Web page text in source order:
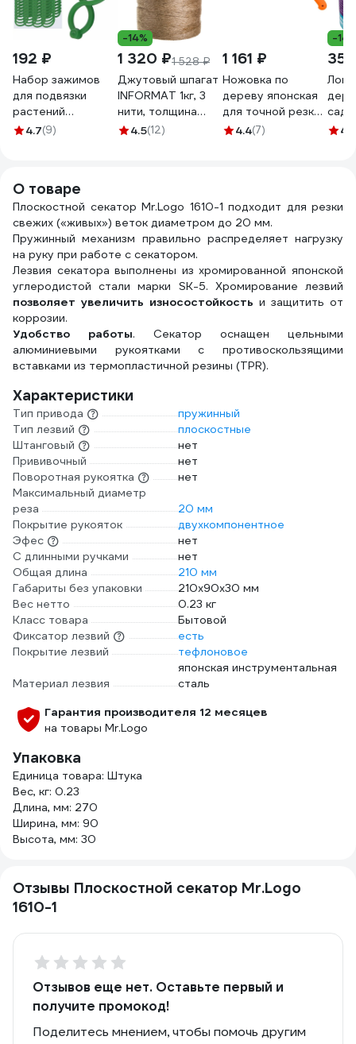
192 ₽
Набор зажимов
для подвязки
растений
МУЛЬТИДОМ 50
4.7(9)
-14%
1 320 ₽1 528 ₽
Джутовый шпагат
INFORMAT 1кг, 3
нити, толщина
3мм, 1680 текс
4.5(12)
1 161 ₽
Ножовка по
дереву японская
для точной резки
NEO TOOLS 11 TPI
4.4(7)
-
4.2
О товаре
Плоскостной секатор Mr.Logo 1610-1 подходит для резки
свежих («живых») веток диаметром до 20 мм.
Пружинный механизм правильно распределяет нагрузку
на руку при работе с секатором.
Лезвия секатора выполнены из хромированной японской
углеродистой стали марки SK-5. Хромирование лезвий
позволяет увеличить износостойкость и защитить от
коррозии.
Удобство работы. Секатор оснащен цельными
алюминиевыми рукоятками с противоскользящими
вставками из термопластичной резины (TPR).
Характеристики
Тип привода
пружинный
Тип лезвий
плоскостные
Штанговый
нет
Прививочный
нет
Поворотная рукоятка
нет
Максимальный диаметр
реза
20 мм
Покрытие рукояток
двухкомпонентное
Эфес
нет
С длинными ручками
нет
Общая длина
210 мм
Габариты без упаковки
210х90х30 мм
Вес нетто
0.23 кг
Класс товара
Бытовой
Фиксатор лезвий
есть
Покрытие лезвий
тефлоновое
Материал лезвия
японская инструментальная
сталь
Гарантия производителя 12 месяцев
на товары Mr.Logo
Упаковка
Единица товара: Штука
Вес, кг: 0.23
Длина, мм: 270
Ширина, мм: 90
Высота, мм: 30
Отзывы Плоскостной секатор Mr.Logo
1610-1
Отзывов еще нет. Оставьте первый и
получите промокод!
Поделитесь мнением, чтобы помочь другим